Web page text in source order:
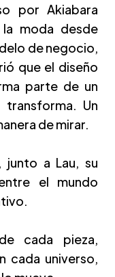
por Akiabara
moda desde
de negocio,
que el diseño
parte de un
Un
de mirar.
junto a Lau, su
el mundo
cada pieza,
cada universo,